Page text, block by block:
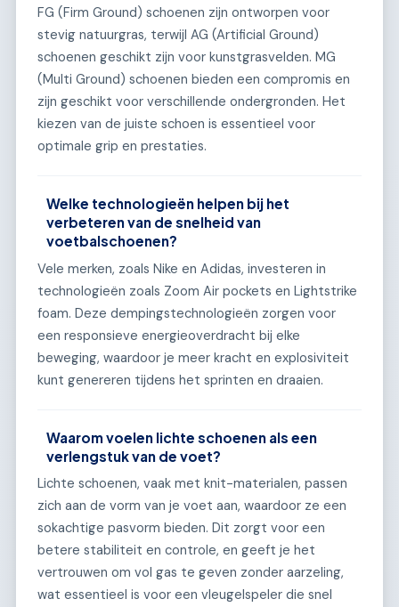
FG (Firm Ground) schoenen zijn ontworpen voor
stevig natuurgras, terwijl AG (Artificial Ground)
schoenen geschikt zijn voor kunstgrasvelden. MG
(Multi Ground) schoenen bieden een compromis en
zijn geschikt voor verschillende ondergronden. Het
kiezen van de juiste schoen is essentieel voor
optimale grip en prestaties.
Welke technologieën helpen bij het
verbeteren van de snelheid van
voetbalschoenen?
Vele merken, zoals Nike en Adidas, investeren in
technologieën zoals Zoom Air pockets en Lightstrike
foam. Deze dempingstechnologieën zorgen voor
een responsieve energieoverdracht bij elke
beweging, waardoor je meer kracht en explosiviteit
kunt genereren tijdens het sprinten en draaien.
Waarom voelen lichte schoenen als een
verlengstuk van de voet?
Lichte schoenen, vaak met knit-materialen, passen
zich aan de vorm van je voet aan, waardoor ze een
sokachtige pasvorm bieden. Dit zorgt voor een
betere stabiliteit en controle, en geeft je het
vertrouwen om vol gas te geven zonder aarzeling,
wat essentieel is voor een vleugelspeler die snel